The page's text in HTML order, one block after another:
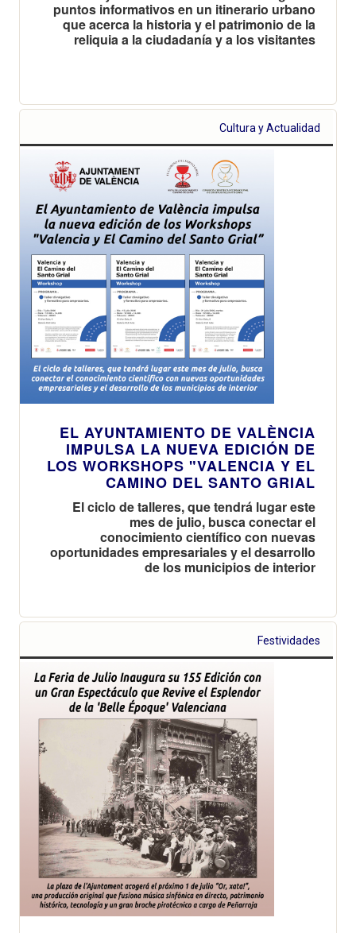
puntos informativos en un itinerario urbano
que acerca la historia y el patrimonio de la
reliquia a la ciudadanía y a los visitantes
Cultura y Actualidad
EL AYUNTAMIENTO DE VALÈNCIA
IMPULSA LA NUEVA EDICIÓN DE
LOS WORKSHOPS "VALENCIA Y EL
CAMINO DEL SANTO GRIAL
El ciclo de talleres, que tendrá lugar este
mes de julio, busca conectar el
conocimiento científico con nuevas
oportunidades empresariales y el desarrollo
de los municipios de interior
Festividades